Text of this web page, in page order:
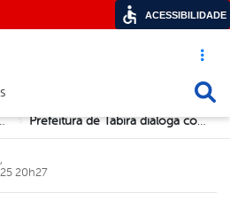
Acesso
> Prefeitura de Tabira dialoga com entidades locais para soluções sustentáveis na Estação de Transbordo e Triagem
20h27
ACESSIBILIDADE